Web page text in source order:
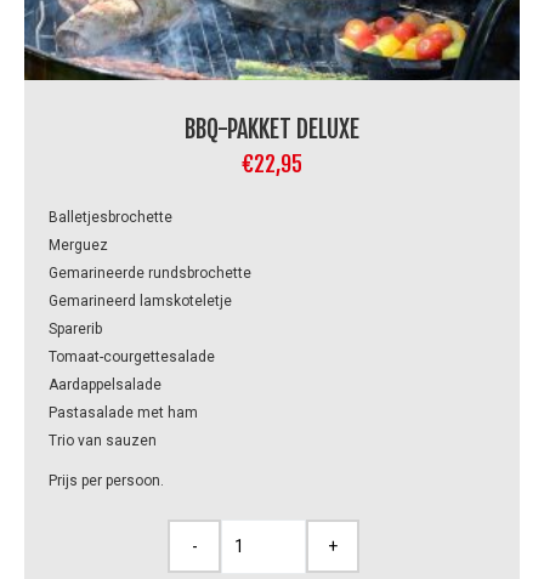
BBQ-PAKKET DELUXE
€22,95
Balletjesbrochette
Merguez
Gemarineerde rundsbrochette
Gemarineerd lamskoteletje
Sparerib
Tomaat-courgettesalade
Aardappelsalade
Pastasalade met ham
Trio van sauzen
Prijs per persoon.
- +